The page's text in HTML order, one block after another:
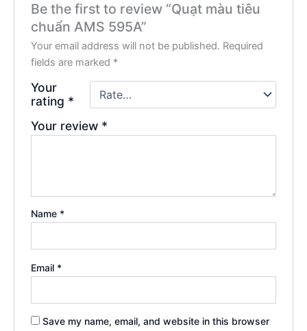
Be the first to review “Quạt màu tiêu
chuẩn AMS 595A”
Your email address will not be published. Required
fields are marked *
Your
rating *
Your review *
Name *
Email *
Save my name, email, and website in this browser